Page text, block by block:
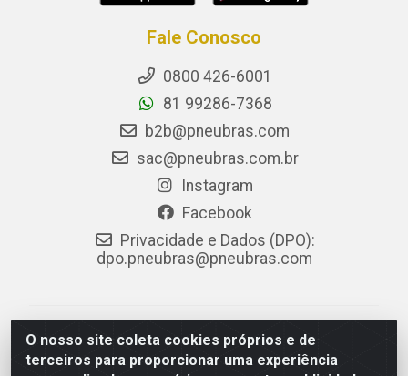
O nosso site coleta cookies próprios e de
terceiros para proporcionar uma experiência
Fale Conosco
0800 426-6001
81 99286-7368
b2b@pneubras.com
sac@pneubras.com.br
Instagram
Facebook
Privacidade e Dados (DPO):
dpo.pneubras@pneubras.com
PneuBras - Rodovia BR-101, KM 82 - Prazeres,
Jaboatão dos Guararapes/PE - CEP 54.335-000 - CNPJ
08.678.386/0001-05 - Pneubras Comércio de Pneus